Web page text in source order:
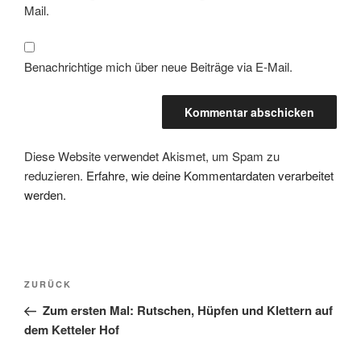
Mail.
Benachrichtige mich über neue Beiträge via E-Mail.
Diese Website verwendet Akismet, um Spam zu
reduzieren. Erfahre, wie deine Kommentardaten verarbeitet
werden.
Beitragsnavigation
Vorheriger
Beitrag
ZURÜCK
Zum ersten Mal: Rutschen, Hüpfen und Klettern auf
dem Ketteler Hof